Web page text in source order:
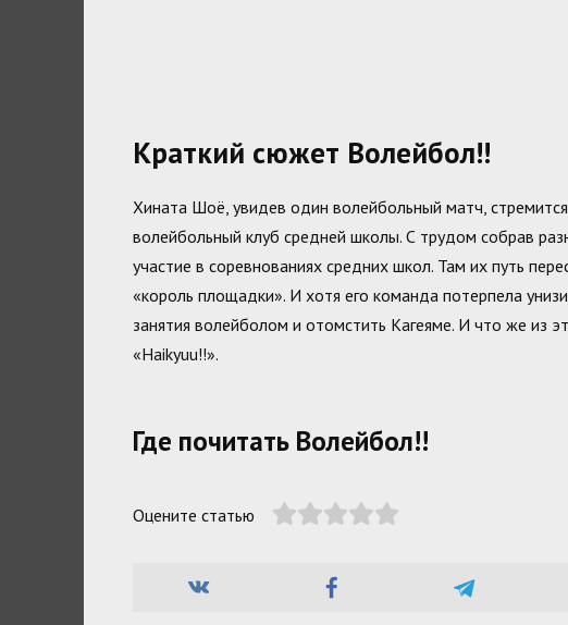
Краткий сюжет Волейбол!!
Хината Шоё, увидев один волейбольный матч,
волейбольный клуб средней школы. С трудом собрав
участие в соревнованиях средних школ. Там их путь
«король площадки». И хотя его команда потерпела
занятия волейболом и отомстить Кагеяме. И что же из
«Haikyuu!!».
Где почитать Волейбол!!
Оцените статью